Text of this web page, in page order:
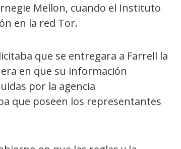
Mellon, cuando el Instituto
en la red Tor.
que se entregara a Farrell la
en que su información
por la agencia
que poseen los representantes